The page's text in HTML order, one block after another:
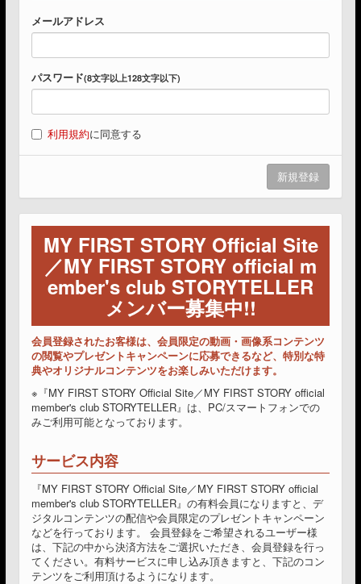
メールアドレス
パスワード(8文字以上128文字以下)
利用規約に同意する
MY FIRST STORY Official Site
／MY FIRST STORY official m
ember's club STORYTELLER
メンバー募集中!!
会員登録されたお客様は、会員限定の動画・画像系コンテンツ
の閲覧やプレゼントキャンペーンに応募できるなど、特別な特
典やオリジナルコンテンツをお楽しみいただけます。
※『MY FIRST STORY Official Site／MY FIRST STORY official
member's club STORYTELLER』は、PC/スマートフォンでの
みご利用可能となっております。
サービス内容
『MY FIRST STORY Official Site／MY FIRST STORY official
member's club STORYTELLER』の有料会員になりますと、デ
ジタルコンテンツの配信や会員限定のプレゼントキャンペーン
などを行っております。 会員登録をご希望されるユーザー様
は、下記の中から決済方法をご選択いただき、会員登録を行っ
てください。有料サービスに申し込み頂きますと、下記のコン
テンツをご利用頂けるようになります。